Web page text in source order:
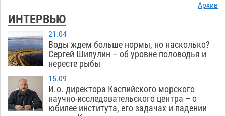
Архив
ИНТЕРВЬЮ
21.04
Воды ждем больше нормы, но насколько?
Сергей Шипулин – об уровне половодья и
нересте рыбы
15.09
И.о. директора Каспийского морского
научно-исследовательского центра – о
юбилее института, его задачах и падении